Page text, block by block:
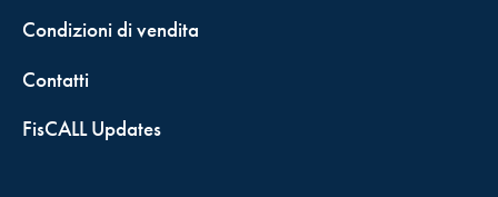
Condizioni di vendita
Contatti
FisCALL Updates